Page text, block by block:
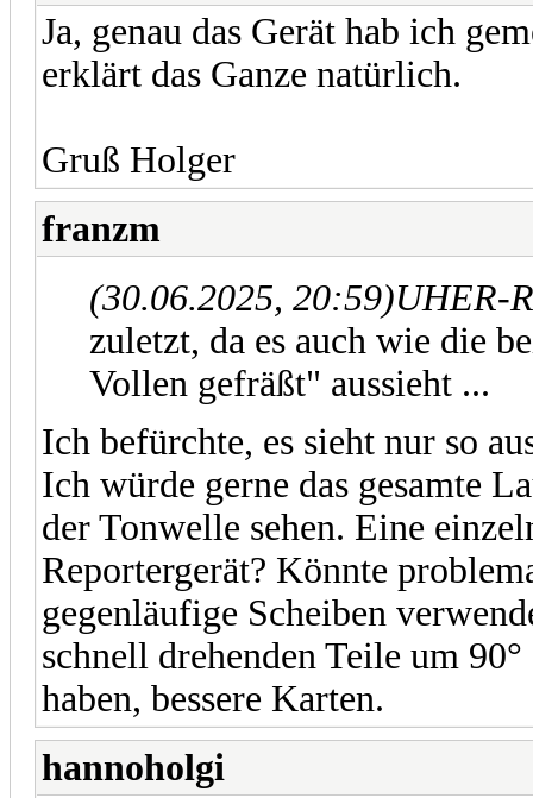
Ja, genau das Gerät hab ich
erklärt das Ganze natürlich.
Gruß Holger
franzm
(30.06.2025, 20:59)UHER-
zuletzt, da es auch wie die
Vollen gefräßt" aussieht ...
Ich befürchte, es sieht nur so
Ich würde gerne das gesamte
der Tonwelle sehen. Eine
Reportergerät? Könnte
gegenläufige Scheiben
schnell drehenden Teile um
haben, bessere Karten.
hannoholgi